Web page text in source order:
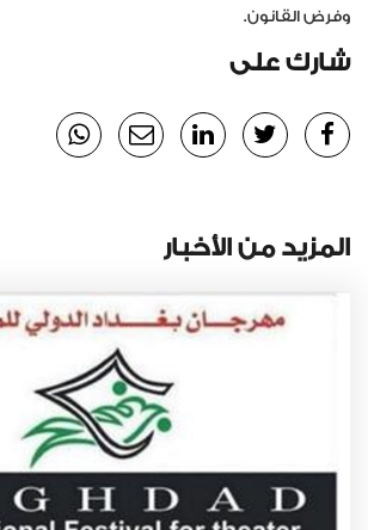
وفرض القانون.
شارك على
المزيد من الأخبار